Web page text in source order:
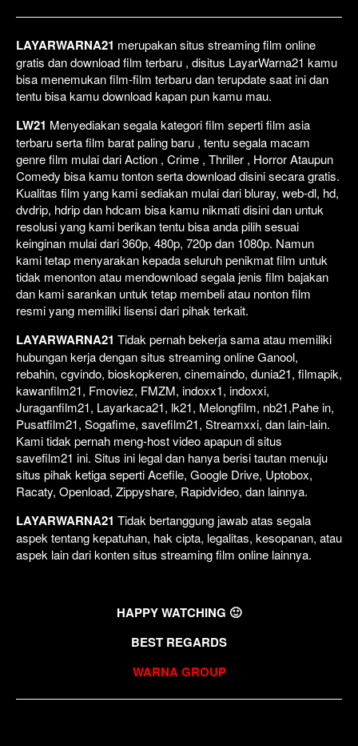
LAYARWARNA21 merupakan situs streaming film online
gratis dan download film terbaru , disitus LayarWarna21 kamu
bisa menemukan film-film terbaru dan terupdate saat ini dan
tentu bisa kamu download kapan pun kamu mau.
LW21 Menyediakan segala kategori film seperti film asia
terbaru serta film barat paling baru , tentu segala macam
genre film mulai dari Action , Crime , Thriller , Horror Ataupun
Comedy bisa kamu tonton serta download disini secara gratis.
Kualitas film yang kami sediakan mulai dari bluray, web-dl, hd,
dvdrip, hdrip dan hdcam bisa kamu nikmati disini dan untuk
resolusi yang kami berikan tentu bisa anda pilih sesuai
keinginan mulai dari 360p, 480p, 720p dan 1080p. Namun
kami tetap menyarakan kepada seluruh penikmat film untuk
tidak menonton atau mendownload segala jenis film bajakan
dan kami sarankan untuk tetap membeli atau nonton film
resmi yang memiliki lisensi dari pihak terkait.
LAYARWARNA21 Tidak pernah bekerja sama atau memiliki
hubungan kerja dengan situs streaming online Ganool,
rebahin, cgvindo, bioskopkeren, cinemaindo, dunia21, filmapik,
kawanfilm21, Fmoviez, FMZM, indoxx1, indoxxi,
Juraganfilm21, Layarkaca21, lk21, Melongfilm, nb21,Pahe in,
Pusatfilm21, Sogafime, savefilm21, Streamxxi, dan lain-lain.
Kami tidak pernah meng-host video apapun di situs
savefilm21 ini. Situs ini legal dan hanya berisi tautan menuju
situs pihak ketiga seperti Acefile, Google Drive, Uptobox,
Racaty, Openload, Zippyshare, Rapidvideo, dan lainnya.
LAYARWARNA21 Tidak bertanggung jawab atas segala
aspek tentang kepatuhan, hak cipta, legalitas, kesopanan, atau
aspek lain dari konten situs streaming film online lainnya.
HAPPY WATCHING 🙂
BEST REGARDS
WARNA GROUP